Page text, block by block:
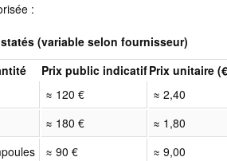
:
(variable selon fournisseur)
Prix public indicatifPrix unitaire
≈ 120 €
≈ 2,40
≈ 180 €
≈ 1,80
≈ 90 €
≈ 9,00